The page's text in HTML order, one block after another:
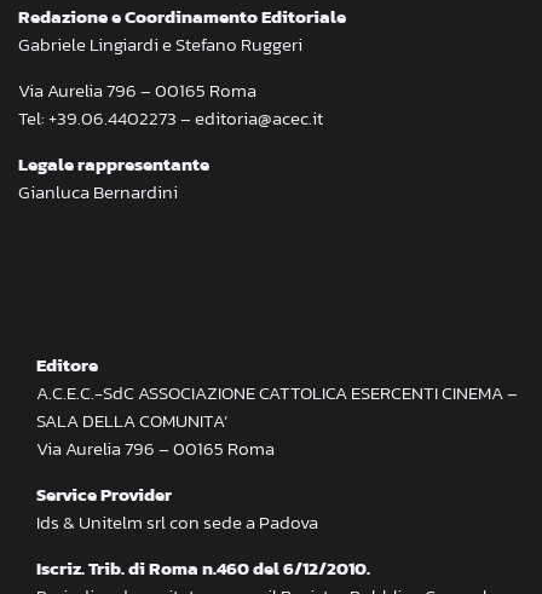
Redazione e Coordinamento Editoriale
Gabriele Lingiardi e Stefano Ruggeri
Via Aurelia 796 – 00165 Roma
Tel: +39.06.4402273 – editoria@acec.it
Legale rappresentante
Gianluca Bernardini
Editore
A.C.E.C.-SdC ASSOCIAZIONE CATTOLICA ESERCENTI CINEMA –
SALA DELLA COMUNITA’
Via Aurelia 796 – 00165 Roma
Service Provider
Ids & Unitelm srl con sede a Padova
Iscriz. Trib. di Roma n.460 del 6/12/2010.